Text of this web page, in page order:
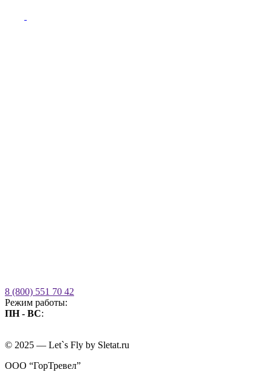
8 (800) 551 70 42
Режим работы:
ПН - ВС:
© 2025 — Let`s Fly by Sletat.ru
ООО “ГорТревел”